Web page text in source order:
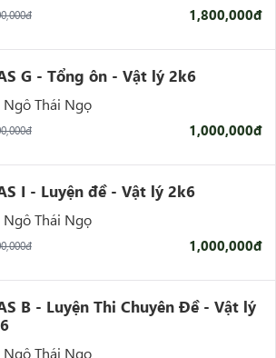
1,800,000đ
G - Tổng ôn - Vật lý 2k6
Ngô Thái Ngọ
1,000,000đ
I - Luyện đề - Vật lý 2k6
Ngô Thái Ngọ
1,000,000đ
B - Luyện Thi Chuyên Đề - Vật lý
Ngô Thái Ngọ